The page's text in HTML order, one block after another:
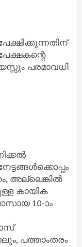
പരമാവധി
അല്ലെങ്കിൽ
കായിക
10-ാം
പത്താംതരം